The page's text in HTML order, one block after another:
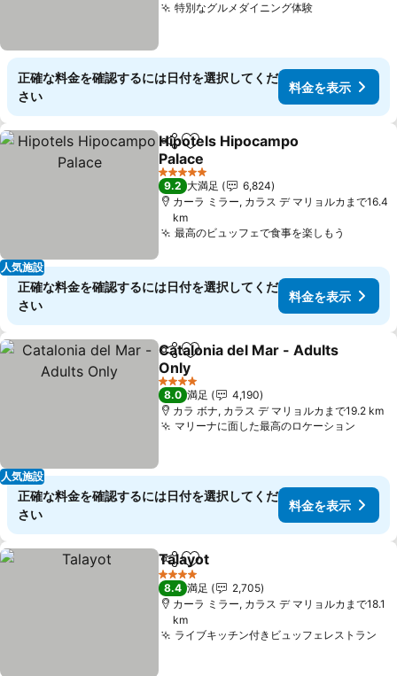
特別なグルメダイニング体験料金を表示
正確な料金を確認するには日付を選択してくだ
さい
料金を表示
人気施設
シェアお気に入りに追加
Hipotels Hipocampo
Palace
料金を表示
5 ホテルのランク
9.2 大満足
6,824
カーラ ミラー, カラス デ マリョルカまで16.4
km
最高のビュッフェで食事を楽しもう
正確な料金を確認するには日付を選択してくだ
さい
料金を表示
人気施設
シェアお気に入りに追加
Catalonia del Mar - Adults
Only
料金を表示
4 ホテルのランク
8.0 満足
4,190
カラ ボナ, カラス デ マリョルカまで19.2 km
マリーナに面した最高のロケーション
正確な料金を確認するには日付を選択してくだ
さい
料金を表示
シェアお気に入りに追加
Talayot
4 ホテルのランク
8.4 満足
2,705
カーラ ミラー, カラス デ マリョルカまで18.1
km
ライブキッチン付きビュッフェレストラン